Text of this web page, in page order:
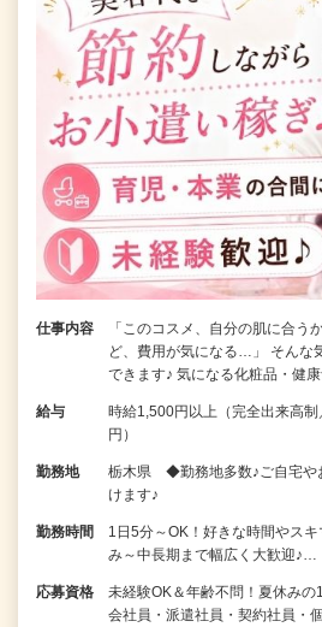
仕事内容
「このコスメ、自分の肌に合う
ど、費用が気になる…」 そんな
できます♪ 気になる化粧品・健
給与
時給1,500円以上（完全出来高
円）
勤務地
栃木県 ◆勤務地多数♪ご自宅や
けます♪
勤務時間
1日5分～OK！好きな時間やス
み～中長期まで幅広く大歓迎♪…
応募資格
未経験OK＆年齢不問！夏休み
会社員・派遣社員・契約社員・